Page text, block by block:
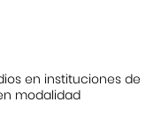
en instituciones de
modalidad